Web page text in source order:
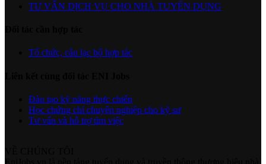
TƯ VẤN DỊCH VỤ CHO NHÀ TUYỂN DỤNG
Tổ chức, câu lạc bộ hợp tác
Đào tạo kỹ năng thực chiến
Học chứng chỉ chuyên nghiệp cho kỹ sư
Tư vấn và hỗ trợ tìm việc